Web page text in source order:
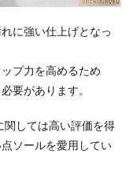
に強い仕上げとなっ
プ力を高めるため
要があります。
関しては高い評価を得
ソールを愛用してい